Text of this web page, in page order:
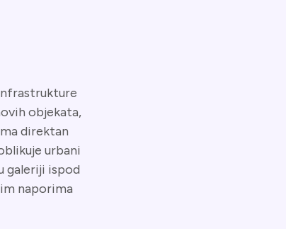
objekata,
direktan
urbani
galeriji ispod
naporima